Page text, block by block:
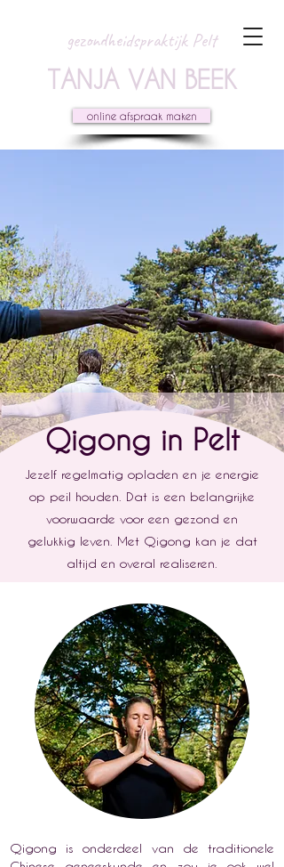
gezondheidspraktijk Pelt
TANJA VAN BEEK
online afspraak maken
Qigong in Pelt
Jezelf regelmatig opladen en je energie
op peil houden. Dat is een belangrijke
voorwaarde voor een gezond en
gelukkig leven. Met Qigong kan je dat
altijd en overal realiseren.
Qigong is onderdeel van de traditionele